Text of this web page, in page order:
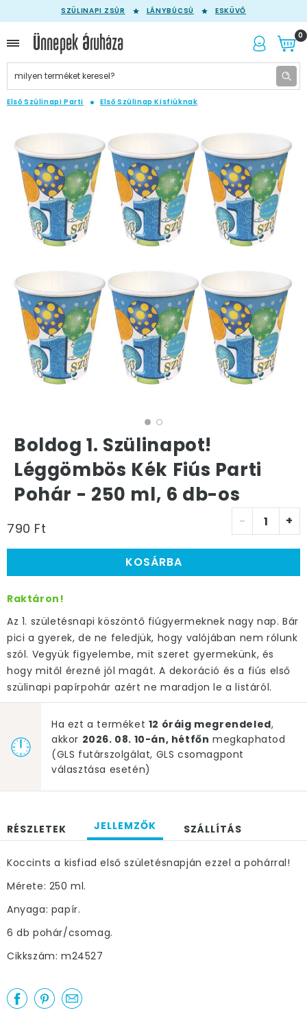
SZÜLINAPI ZSÚR LÁNYBÚCSÚ ESKÜVŐ
0
Első Szülinapi Parti Első Szülinap Kisfiúknak
Boldog 1. Szülinapot!
Léggömbös Kék Fiús Parti
Pohár - 250 ml, 6 db-os
790 Ft - +
KOSÁRBA
Raktáron!
Az 1. születésnapi köszöntő fiúgyermeknek nagy nap. Bár
pici a gyerek, de ne feledjük, hogy valójában nem rólunk
szól. Vegyük figyelembe, mit szeret gyermekünk, és
hogy mitől érezné jól magát. A dekoráció és a fiús első
szülinapi papírpohár azért ne maradjon le a listáról.
Ha ezt a terméket 12 óráig megrendeled,
akkor 2026. 08. 10-án, hétfőn megkaphatod
(GLS futárszolgálat, GLS csomagpont
választása esetén)
RÉSZLETEK JELLEMZŐK SZÁLLÍTÁS
Koccints a kisfiad első születésnapján ezzel a pohárral!
Mérete: 250 ml.
Anyaga: papír.
6 db pohár/csomag.
Cikkszám: m24527